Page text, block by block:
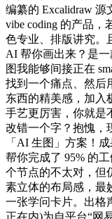
编纂的 Excalidraw
vibe coding 的产品
色专业、排版讲究。
AI 帮你画出来？是
图我能够间接正在
找到一个痛点、然后
东西的精美感，加入
手艺更厉害，你就是
改错一个字？抱愧，
「AI 生图」方案！
帮你完成了 95% 的
个节点的不太对，但
素立体的布局感，最
一张学问卡片。出格
正在内)为自平台“网